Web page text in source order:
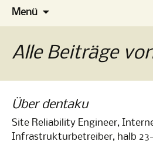
Zum
InhaltNo-Spy
Die Konferenz
Menü
Alle Beiträge
Über dentaku
Site Reliability Engineer,
Infrastrukturbetreiber, halb